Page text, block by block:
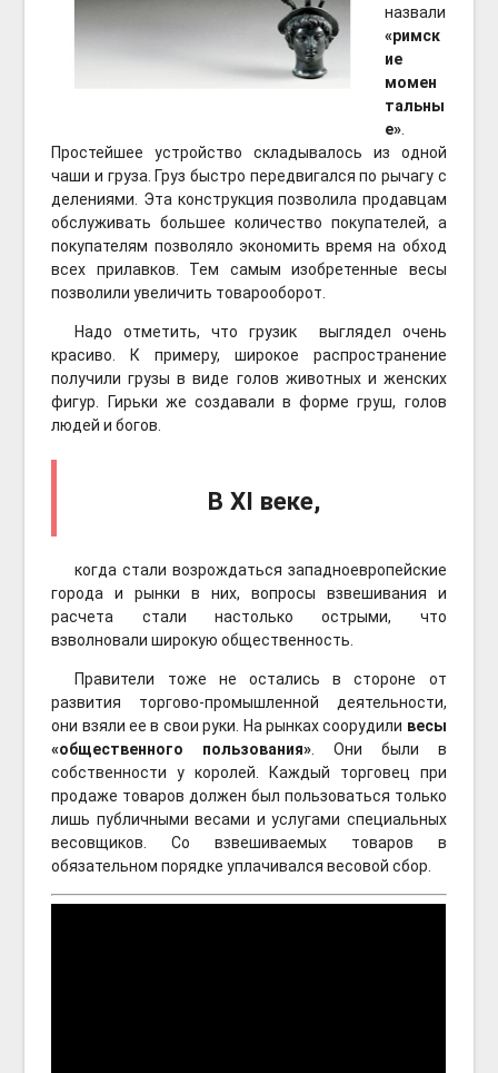
назвали
«римск
ие
момен
тальны
е»
Простейшее устройство складывалось из одной
чаши и груза. Груз быстро передвигался по рычагу с
делениями. Эта конструкция позволила продавцам
обслуживать большее количество покупателей, а
покупателям позволяло экономить время на обход
всех прилавков. Тем самым изобретенные весы
позволили увеличить товарооборот.
Надо отметить, что грузик выглядел очень
красиво. К примеру, широкое распространение
получили грузы в виде голов животных и женских
фигур. Гирьки же создавали в форме груш, голов
людей и богов.
В XI веке,
когда стали возрождаться западноевропейские
города и рынки в них, вопросы взвешивания и
расчета стали настолько острыми, что
взволновали широкую общественность.
Правители тоже не остались в стороне от
развития торгово-промышленной деятельности,
они взяли ее в свои руки. На рынках соорудили весы
«общественного пользования» . Они были в
собственности у королей. Каждый торговец при
продаже товаров должен был пользоваться только
лишь публичными весами и услугами специальных
весовщиков. Со взвешиваемых товаров в
обязательном порядке уплачивался весовой сбор.